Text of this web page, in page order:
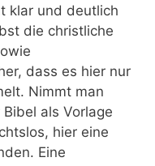
klar und deutlich
die christliche
dass es hier nur
Nimmt man
als Vorlage
hier eine
Eine